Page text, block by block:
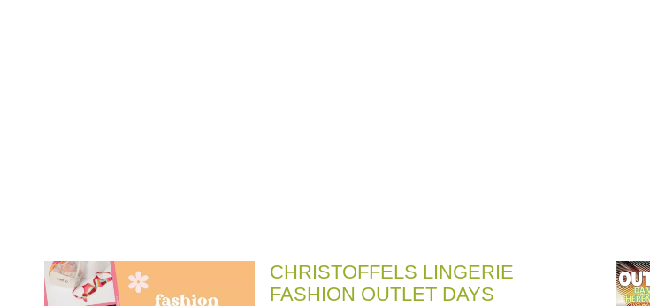
CHRISTOFFELS LINGERIE
FASHION OUTLET DAYS